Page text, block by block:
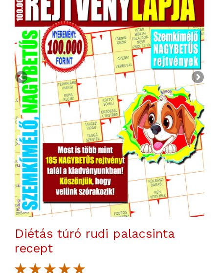
Diétás túró rudi palacsinta
recept